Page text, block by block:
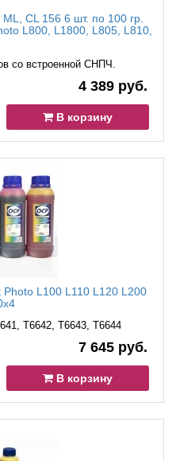
CL 156 6 шт. по 100 гр.
L800, L1800, L805, L810,
со встроенной СНПЧ.
4 389 руб.
В корзину
L100 L110 L120 L200
T6642, T6643, T6644
7 645 руб.
В корзину